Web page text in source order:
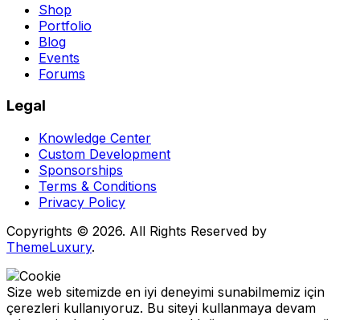
Shop
Portfolio
Blog
Events
Forums
Legal
Knowledge Center
Custom Development
Sponsorships
Terms & Conditions
Privacy Policy
Copyrights © 2026. All Rights Reserved by
ThemeLuxury.
Size web sitemizde en iyi deneyimi sunabilmemiz için
çerezleri kullanıyoruz. Bu siteyi kullanmaya devam